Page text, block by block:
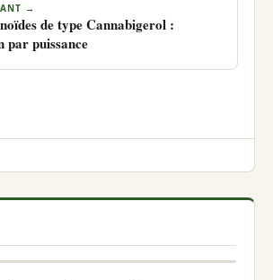
→
de type Cannabigerol :
par puissance